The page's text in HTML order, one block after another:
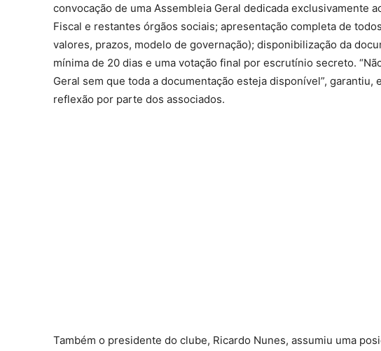
convocação de uma Assembleia Geral dedicada exclusivamente
Fiscal e restantes órgãos sociais; apresentação completa de
valores, prazos, modelo de governação); disponibilização da
mínima de 20 dias e uma votação final por escrutínio secreto.
Geral sem que toda a documentação esteja disponível”,
reflexão por parte dos associados.
Também o presidente do clube, Ricardo Nunes, assumiu uma